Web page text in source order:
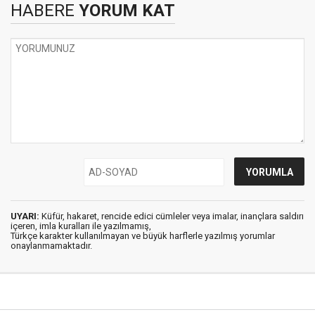
HABERE YORUM KAT
UYARI: Küfür, hakaret, rencide edici cümleler veya imalar, inançlara saldırı
içeren, imla kuralları ile yazılmamış,
Türkçe karakter kullanılmayan ve büyük harflerle yazılmış yorumlar
onaylanmamaktadır.